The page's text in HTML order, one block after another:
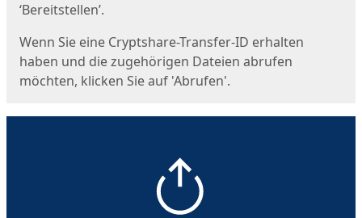
‘Bereitstellen’.
Wenn Sie eine Cryptshare-Transfer-ID erhalten
haben und die zugehörigen Dateien abrufen
möchten, klicken Sie auf 'Abrufen'.